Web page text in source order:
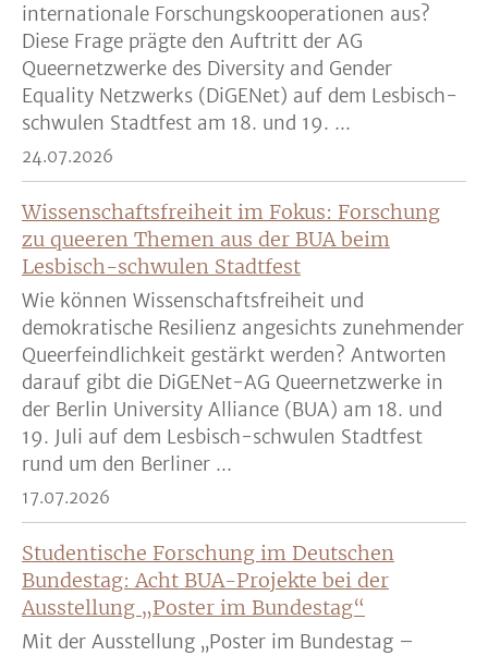
internationale Forschungskooperationen aus?
Diese Frage prägte den Auftritt der AG
Queernetzwerke des Diversity and Gender
Equality Netzwerks (DiGENet) auf dem Lesbisch-
schwulen Stadtfest am 18. und 19. ...
24.07.2026
Wissenschaftsfreiheit im Fokus: Forschung
zu queeren Themen aus der BUA beim
Lesbisch-schwulen Stadtfest
Wie können Wissenschaftsfreiheit und
demokratische Resilienz angesichts zunehmender
Queerfeindlichkeit gestärkt werden? Antworten
darauf gibt die DiGENet-AG Queernetzwerke in
der Berlin University Alliance (BUA) am 18. und
19. Juli auf dem Lesbisch-schwulen Stadtfest
rund um den Berliner ...
17.07.2026
Studentische Forschung im Deutschen
Bundestag: Acht BUA-Projekte bei der
Ausstellung „Poster im Bundestag“
Mit der Ausstellung „Poster im Bundestag –